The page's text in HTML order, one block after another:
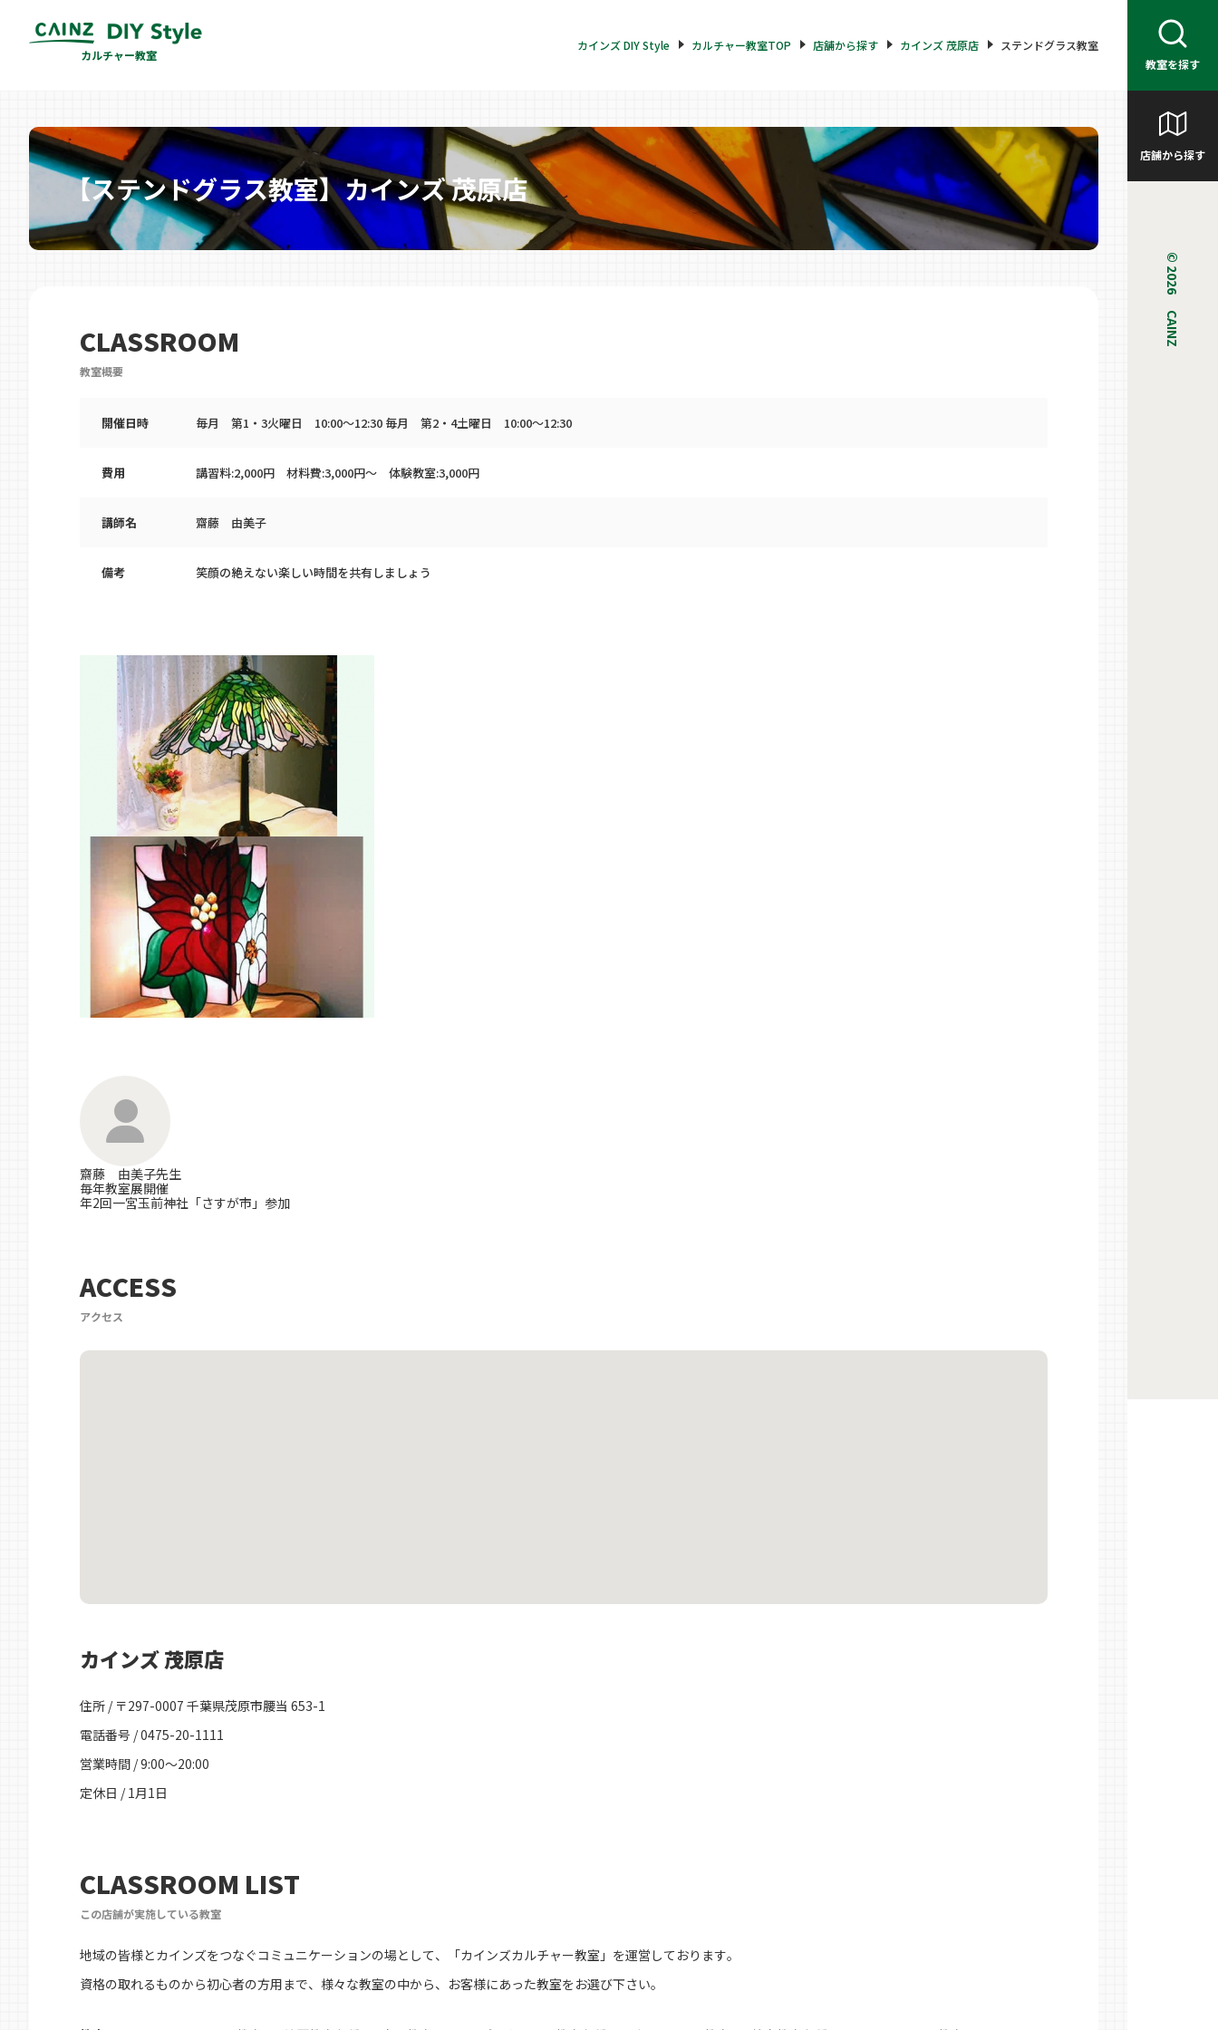
カルチャー教室
教室を探す
店舗から探す
カインズ DIY Style カルチャー教室TOP 店舗から探す カインズ 茂原店 ステンドグラス教室
【ステンドグラス教室】カインズ 茂原店
CLASSROOM
教室概要
開催日時 毎月 第1・3火曜日 10:00～12:30 毎月 第2・4土曜日 10:00～12:30
費用 講習料:2,000円 材料費:3,000円～ 体験教室:3,000円
講師名 齋藤 由美子
備考 笑顔の絶えない楽しい時間を共有しましょう
齋藤 由美子先生
毎年教室展開催
年2回一宮玉前神社「さすが市」参加
ACCESS
アクセス
カインズ 茂原店
住所 / 〒297-0007 千葉県茂原市腰当 653-1
電話番号 / 0475-20-1111
営業時間 / 9:00～20:00
定休日 / 1月1日
CLASSROOM LIST
この店舗が実施している教室
地域の皆様とカインズをつなぐコミュニケーションの場として、「カインズカルチャー教室」を運営しております。
資格の取れるものから初心者の方用まで、様々な教室の中から、お客様にあった教室をお選び下さい。
© 2026 CAINZ